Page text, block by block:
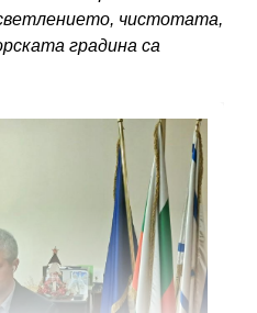
чистотата,
градина са